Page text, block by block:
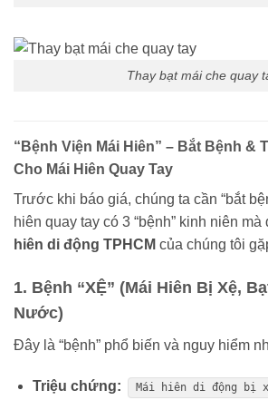
Thay bạt mái che quay
“Bệnh Viện Mái Hiên” – Bắt Bệnh &
Cho Mái Hiên Quay Tay
Trước khi báo giá, chúng ta cần “bắt
hiên quay tay có 3 “bệnh” kinh niên mà
hiên di động TPHCM của chúng tôi
1. Bệnh “XỆ” (Mái Hiên Bị Xệ,
Nước)
Đây là “bệnh” phổ biến và nguy hiểm
Triệu chứng: Mái hiên di động bị